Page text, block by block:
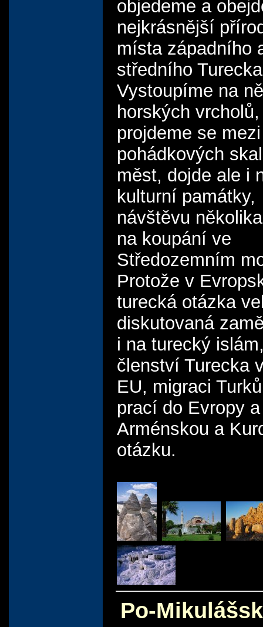
objedeme a
nejkrásnější
místa západního
středního
Vystoupíme na
horských vrcholů,
projdeme se
pohádkových
měst, dojde ale i
kulturní památky,
návštěvu
na koupání ve
Středozemním
Protože v
turecká otázka
diskutovaná
i na turecký
členství Turecka
EU, migraci
prací do Evropy a
Arménskou a
otázku.
Po-